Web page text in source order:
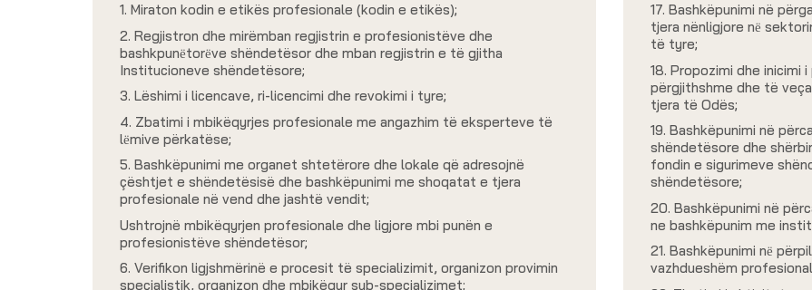
1. Miraton kodin e etikës profesionale (kodin e etikës);
2. Regjistron dhe mirëmban regjistrin e profesionistëve dhe
bashkpunёtorёve shëndetësor dhe mban regjistrin e të gjitha
Institucioneve shëndetësore;
3. Lëshimi i licencave, ri-licencimi dhe revokimi i tyre;
4. Zbatimi i mbikëqyrjes profesionale me angazhim të eksperteve të
lёmive përkatëse;
5. Bashkëpunimi me organet shtetërore dhe lokale që adresojnë
çështjet e shëndetësisë dhe bashkëpunimi me shoqatat e tjera
profesionale në vend dhe jashtë vendit;
Ushtrojnë mbikëqyrjen profesionale dhe ligjore mbi punën e
profesionistëve shëndetësor;
6. Verifikon ligjshmërinë e procesit të specializimit, organizon provimin
specialistik, organizon dhe mbikëqyr sub-specializimet;
17. Bashkëpunimi në
tjera nënligjore nё
të tyre;
18. Propozimi dhe
përgjithshme dhe të
tjera të Odës;
19. Bashkëpunimi në
shëndetësore dhe
fondin e sigurimeve
shëndetësore;
20. Bashkëpunimi në
ne bashkëpunim me
21. Bashkëpunimi nё
vazhdueshëm